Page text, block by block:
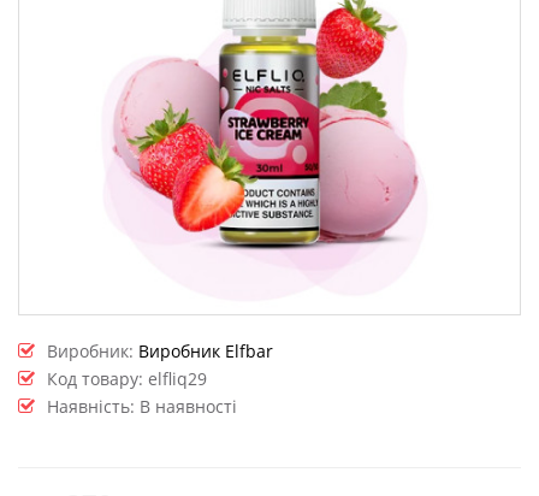
Виробник: Виробник Elfbar
Код товару: elfliq29
Наявність: В наявності